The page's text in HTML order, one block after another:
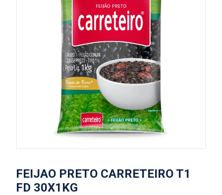
FEIJAO PRETO CARRETEIRO T1
FD 30X1KG